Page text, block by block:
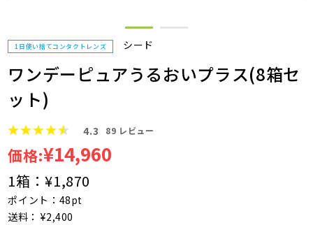
1日使い捨てコンタクトレンズ シード
ワンデーピュアうるおいプラス(8箱セ
ット)
4.3 89 レビュー
価格:¥14,960
1箱：¥1,870
ポイント：48pt
送料： ¥2,400